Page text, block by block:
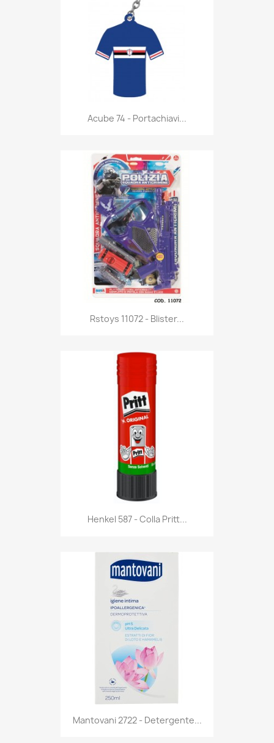
Anteprima
Acube 74 - Portachiavi...
Anteprima
Rstoys 11072 - Blister...
 Anteprima
Henkel 587 - Colla Pritt...
Anteprima
Mantovani 2722 - Detergente...